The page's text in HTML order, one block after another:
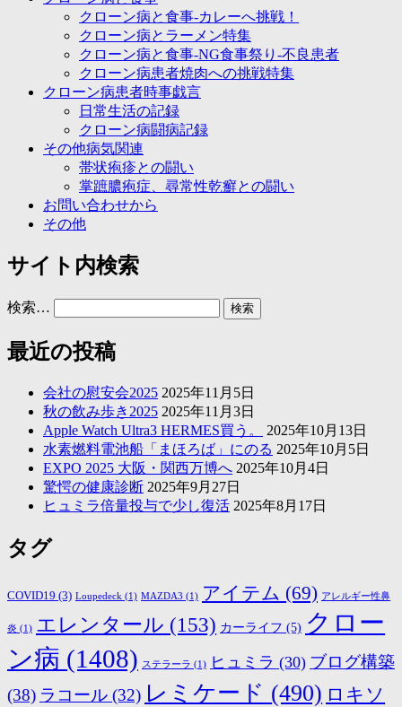
クローン病と食事-カレーへ挑戦！
クローン病とラーメン特集
クローン病と食事-NG食事祭り-不良患者
クローン病患者焼肉への挑戦特集
クローン病患者時事戯言
日常生活の記録
クローン病闘病記録
その他病気関連
帯状疱疹との闘い
掌蹠膿疱症、尋常性乾癬との闘い
お問い合わせから
その他
サイト内検索
検索…
最近の投稿
会社の慰安会2025 2025年11月5日
秋の飲み歩き2025 2025年11月3日
Apple Watch Ultra3 HERMES買う。
2025年10月13日
水素燃料電池船「まほろば」にのる 2025年10月5日
EXPO 2025 大阪・関西万博へ 2025年10月4日
驚愕の健康診断 2025年9月27日
ヒュミラ倍量投与で少し復活 2025年8月17日
タグ
COVID19 (3) Loupedeck (1) MAZDA3 (1) アイテム (69) アレルギー性鼻
炎 (1) エレンタール (153) カーライフ (5) クロー
ン病 (1408) ステラーラ (1) ヒュミラ (30) ブログ構築
(38) ラコール (32) レミケード (490) ロキソ